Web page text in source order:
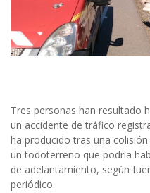
Tres personas han resultado
un accidente de tráfico
ha producido tras una
un todoterreno que podría
de adelantamiento, según
periódico.